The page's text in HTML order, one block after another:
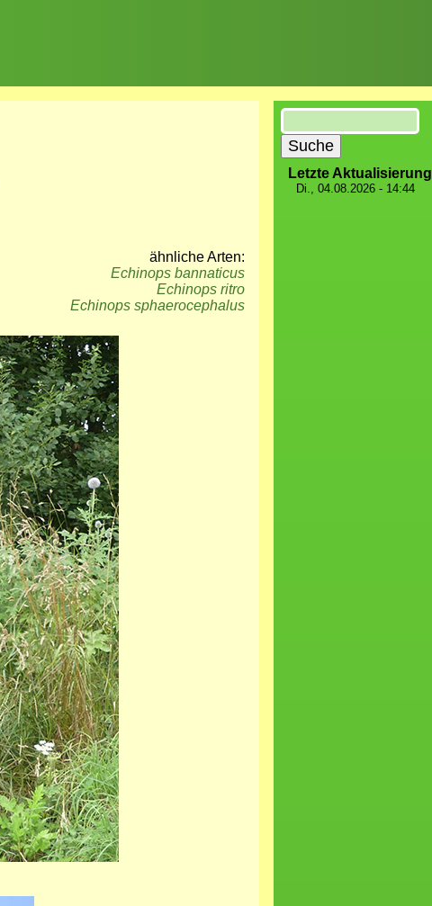
ähnliche Arten:
Echinops bannaticus
Echinops ritro
Echinops sphaerocephalus
Suche
Letzte Aktualisierung
Di., 04.08.2026 - 14:44